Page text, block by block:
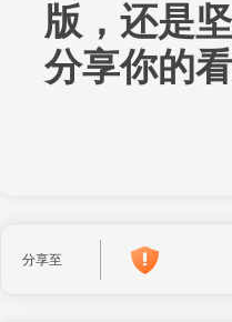
版，还是
分享你的看
分享至